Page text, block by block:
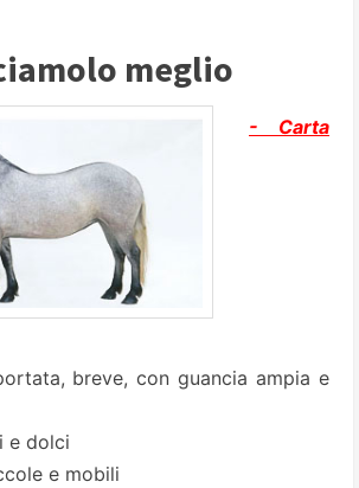
meglio
- Carta
breve, con guancia ampia e
e dolci
e mobili